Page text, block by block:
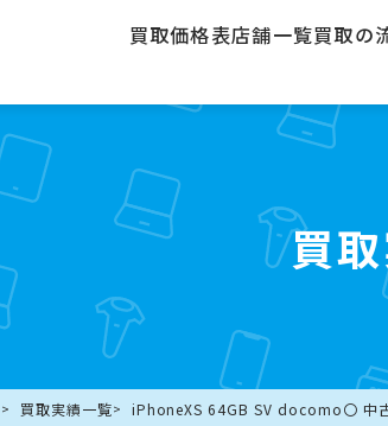
買取価格表店舗一覧買取の
買
買取実績一覧 iPhoneXS 64GB SV docomo〇 中